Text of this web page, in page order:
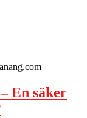
En säker